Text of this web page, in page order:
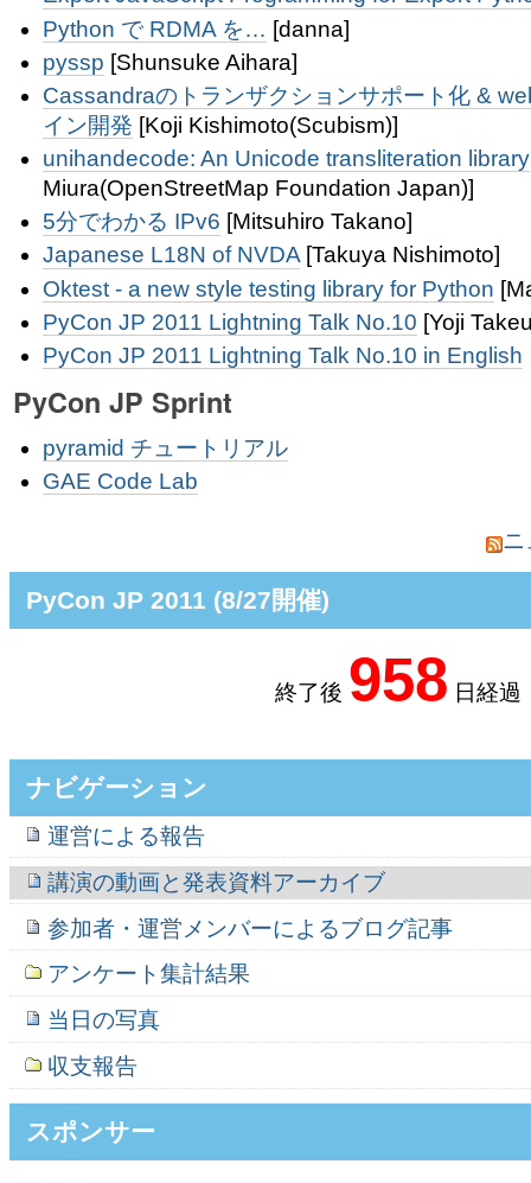
Python で RDMA を… [danna]
pyssp [Shunsuke Aihara]
Cassandraのトランザクションサポート化 &
イン開発 [Koji Kishimoto(Scubism)]
unihandecode: An Unicode transliteration library
Miura(OpenStreetMap Foundation Japan)]
5分でわかる IPv6 [Mitsuhiro Takano]
Japanese L18N of NVDA[Takuya Nishimoto]
Oktest - a new style testing library for Python
PyCon JP 2011 Lightning Talk No.10 [Yoji
PyCon JP 2011 Lightning Talk No.10 in English
PyCon JP Sprint
pyramid チュートリアル
GAE Code Lab
ニ
PyCon JP 2011 (8/27開催)
終了後 958 日経過
ナビゲーション
運営による報告
講演の動画と発表資料アーカイブ
参加者・運営メンバーによるブログ記事
アンケート集計結果
当日の写真
収支報告
スポンサー